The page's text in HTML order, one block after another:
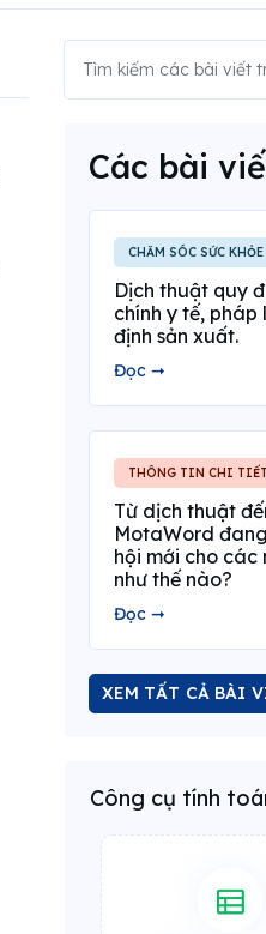
Các bài
CHĂM SÓC SỨC KHỎE
Dịch thuật quy
chính y tế,
định sản xuất.
Đọc ➞
THÔNG TIN CHI
Từ dịch thuật
MotaWord
hội mới cho các
như thế nào?
Đọc ➞
XEM TẤT CẢ BÀI
Công cụ tính